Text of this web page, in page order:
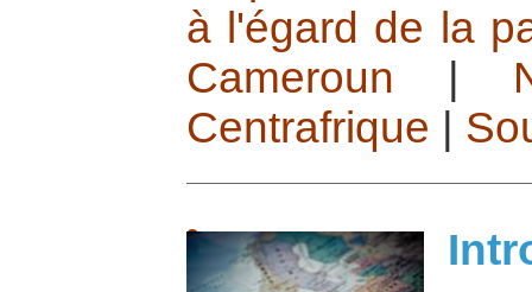
à l'égard de la
Cameroun
Centrafrique